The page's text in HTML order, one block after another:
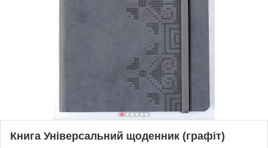
Книга Універсальний щоденник (графіт)